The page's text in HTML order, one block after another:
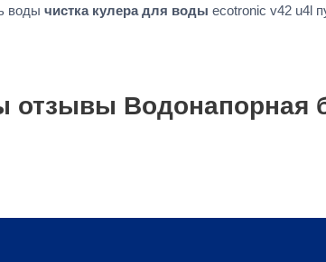
воды чистка кулера для воды ecotronic v42 u4l
отзывы Водонапорная